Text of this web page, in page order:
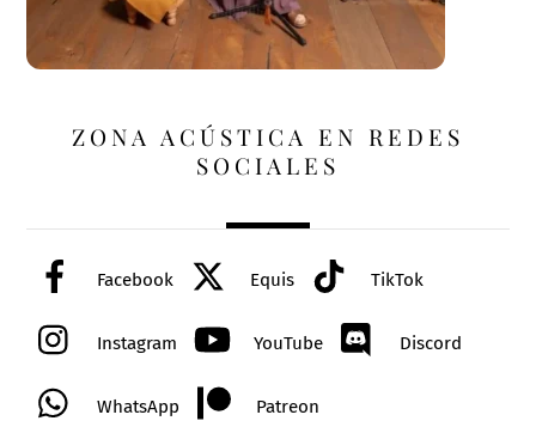
ZONA ACÚSTICA EN REDES
SOCIALES
Facebook Equis TikTok
Instagram YouTube Discord
WhatsApp Patreon